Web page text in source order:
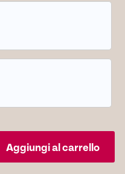
Aggiungi al carrello